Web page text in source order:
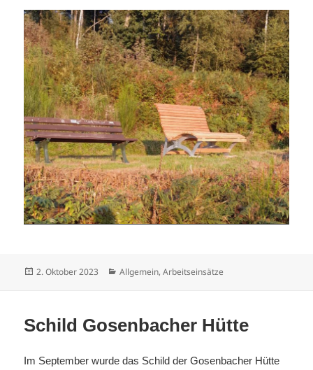
Veröffentlicht
2. Oktober 2023 Kategorien
Allgemein,Arbeitseinsätze
Schild Gosenbacher Hütte
Im September wurde das Schild der Gosenbacher Hütte